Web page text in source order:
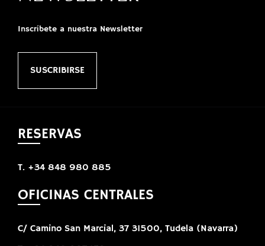
Inscríbete a nuestra Newsletter
SUSCRIBIRSE
RESERVAS
T. +34 848 980 885
OFICINAS CENTRALES
C/ Camino San Marcial, 37 31500, Tudela (Navarra)